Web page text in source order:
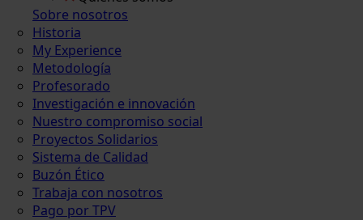
Sobre nosotros
Historia
My Experience
Metodología
Profesorado
Investigación e innovación
Nuestro compromiso social
Proyectos Solidarios
Sistema de Calidad
Buzón Ético
Trabaja con nosotros
Pago por TPV